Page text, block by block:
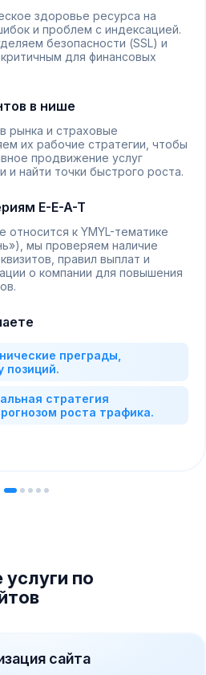
здоровье ресурса на
и проблем с индексацией.
безопасности (SSL) и
критичным для финансовых
в нише
рынка и страховые
их рабочие стратегии, чтобы
продвижение услуг
и найти точки быстрого роста.
E-E-A-T
относится к YMYL-тематике
мы проверяем наличие
правил выплат и
о компании для повышения
преграды,
стратегия
роста трафика.
по
сайта